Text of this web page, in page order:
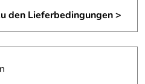
den Lieferbedingungen >